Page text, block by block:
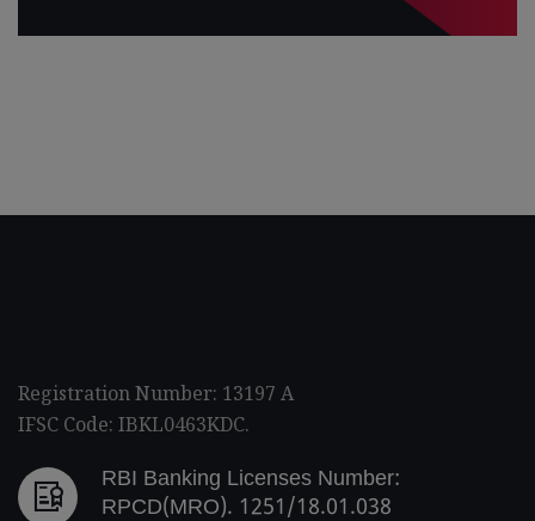
Registration Number: 13197 A
IFSC Code: IBKL0463KDC.
RBI Banking Licenses Number:
RPCD(MRO). 1251/18.01.038